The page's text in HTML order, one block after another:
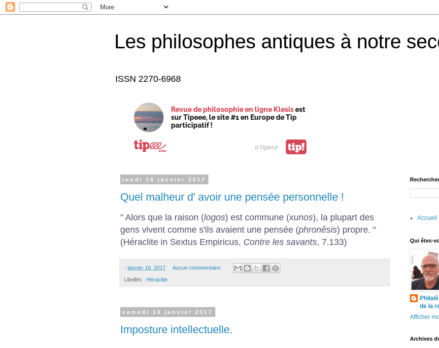
Les philosophes antiques à notre
ISSN 2270-6968
Revue de philosophie en ligne Klesisest
sur Tipeee, le site #1 en Europe de Tip
participatif !
0 tipeur tip!
lundi 16 janvier 2017
Quel malheur d' avoir une pensée personnelle !
" Alors que la raison (logos) est commune (xunos), la plupart des
gens vivent comme s'ils avaient une pensée (phronêsis) propre. "
(Héraclite in Sextus Empiricus, Contre les savants, 7.133)
- janvier 16, 2017 Aucun commentaire:
Libellés : Héraclite
samedi 14 janvier 2017
Imposture intellectuelle.
Accueil
Qui êtes-
de la
Afficher
Archives